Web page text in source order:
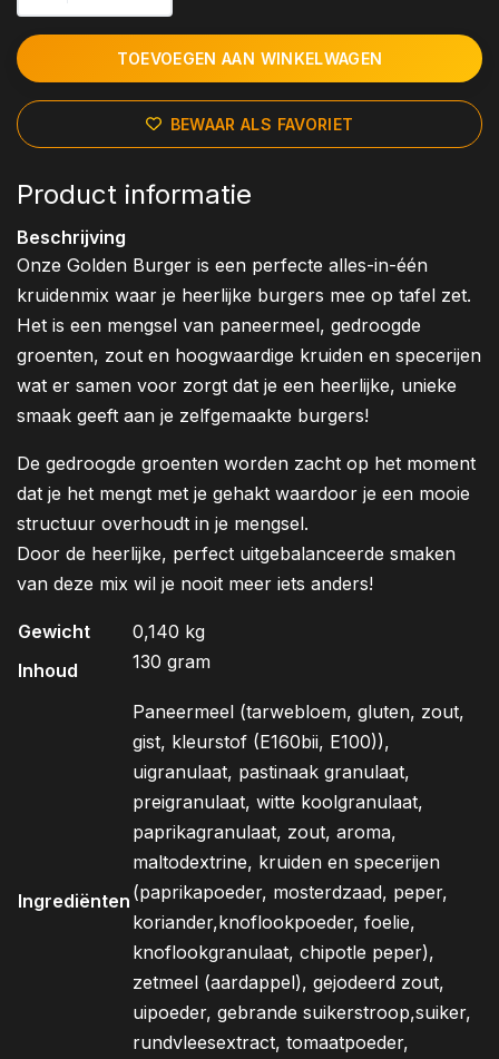
TOEVOEGEN AAN WINKELWAGEN
BEWAAR ALS FAVORIET
Product informatie
Beschrijving
Onze Golden Burger is een perfecte alles-in-één
kruidenmix waar je heerlijke burgers mee op tafel zet.
Het is een mengsel van paneermeel, gedroogde
groenten, zout en hoogwaardige kruiden en specerijen
wat er samen voor zorgt dat je een heerlijke, unieke
smaak geeft aan je zelfgemaakte burgers!
De gedroogde groenten worden zacht op het moment
dat je het mengt met je gehakt waardoor je een mooie
structuur overhoudt in je mengsel.
Door de heerlijke, perfect uitgebalanceerde smaken
van deze mix wil je nooit meer iets anders!
Gewicht
0,140 kg
Inhoud
130 gram
Ingrediënten
Paneermeel (tarwebloem, gluten, zout,
gist, kleurstof (E160bii, E100)),
uigranulaat, pastinaak granulaat,
preigranulaat, witte koolgranulaat,
paprikagranulaat, zout, aroma,
maltodextrine, kruiden en specerijen
(paprikapoeder, mosterdzaad, peper,
koriander,knoflookpoeder, foelie,
knoflookgranulaat, chipotle peper),
zetmeel (aardappel), gejodeerd zout,
uipoeder, gebrande suikerstroop,suiker,
rundvleesextract, tomaatpoeder,